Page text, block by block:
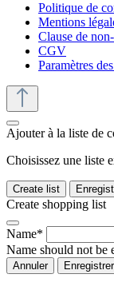
Politique de
Mentions
Clause de
CGV
Paramètres
Ajouter à la liste de
Choisissez une liste
Create list
Create shopping list
Name*
Name should not be
Annuler Enregistrer